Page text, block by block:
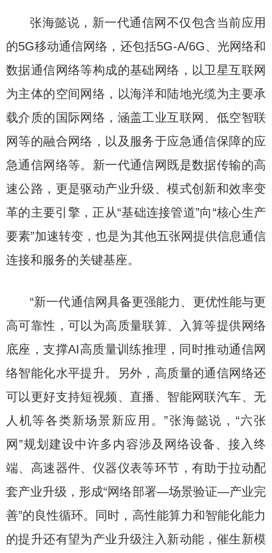
张海懿说，新一代通信网不仅包含当前应用
的5G移动通信网络，还包括5G-A/6G、光网络和
数据通信网络等构成的基础网络，以卫星互联网
为主体的空间网络，以海洋和陆地光缆为主要承
载介质的国际网络，涵盖工业互联网、低空智联
网等的融合网络，以及服务于应急通信保障的应
急通信网络等。新一代通信网既是数据传输的高
速公路，更是驱动产业升级、模式创新和效率变
革的主要引擎，正从“基础连接管道”向“核心生产
要素”加速转变，也是为其他五张网提供信息通信
连接和服务的关键基座。
“新一代通信网具备更强能力、更优性能与更
高可靠性，可以为高质量联算、入算等提供网络
底座，支撑AI高质量训练推理，同时推动通信网
络智能化水平提升。另外，高质量的通信网络还
可以更好支持短视频、直播、智能网联汽车、无
人机等各类新场景新应用。”张海懿说，“六张
网”规划建设中许多内容涉及网络设备、接入终
端、高速器件、仪器仪表等环节，有助于拉动配
套产业升级，形成“网络部署—场景验证—产业完
善”的良性循环。同时，高性能算力和智能化能力
的提升还有望为产业升级注入新动能，催生新模